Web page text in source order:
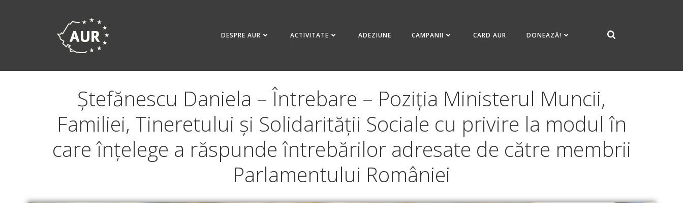
DESPRE AUR ACTIVITATE ADEZIUNE CAMPANII CARD AUR DONEAZĂ!
Ștefănescu Daniela – Întrebare – Poziția Ministerul Muncii,
Familiei, Tineretului și Solidarității Sociale cu privire la modul în
care înțelege a răspunde întrebărilor adresate de către membrii
Parlamentului României